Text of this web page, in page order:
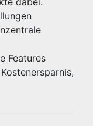
Features